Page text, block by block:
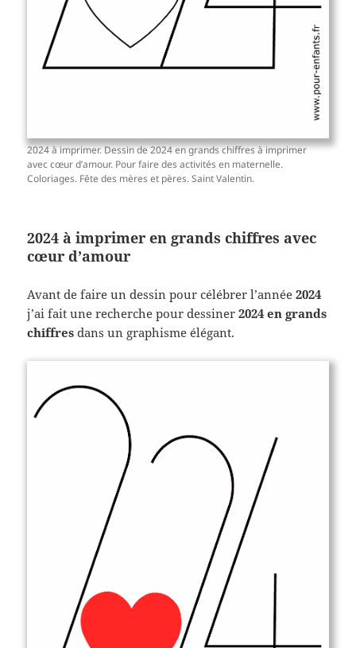
2024 à imprimer. Dessin de 2024 en grands chiffres à imprimer
avec cœur d’amour. Pour faire des activités en maternelle.
Coloriages. Fête des mères et pères. Saint Valentin.
2024 à imprimer en grands chiffres avec
cœur d’amour
Avant de faire un dessin pour célébrer l’année2024
j’ai fait une recherche pour dessiner2024 en grands
chiffres dans un graphisme élégant.